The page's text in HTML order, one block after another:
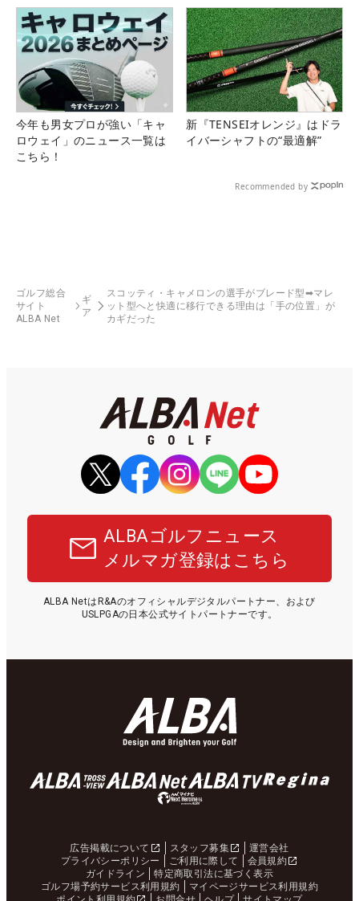
今年も男女プロが強い「キャ
ロウェイ」のニュース一覧は
こちら！
新『TENSEIオレンジ』はドラ
イバーシャフトの“最適解”
Recommended by
ゴルフ総合
サイト
ALBA Net
ギ
ア
スコッティ・キャメロンの選手がブレード型➡マレ
ット型へと快適に移行できる理由は「手の位置」が
カギだった
ALBAゴルフニュース
メルマガ登録はこちら
ALBA NetはR&Aのオフィシャルデジタルパートナー、および
USLPGAの日本公式サイトパートナーです。
広告掲載について スタッフ募集
運営会社
プライバシーポリシー
ご利用に際して
会員規約
ガイドライン
特定商取引法に基づく表示
ゴルフ場予約サービス利用規約
マイページサービス利用規約